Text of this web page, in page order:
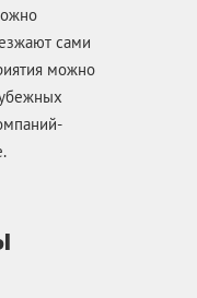
сами
можно